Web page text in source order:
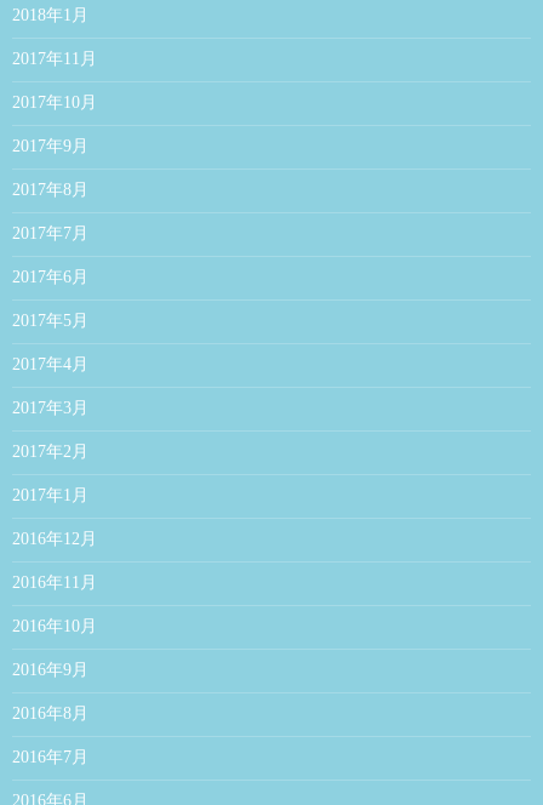
2018年1月
2017年11月
2017年10月
2017年9月
2017年8月
2017年7月
2017年6月
2017年5月
2017年4月
2017年3月
2017年2月
2017年1月
2016年12月
2016年11月
2016年10月
2016年9月
2016年8月
2016年7月
2016年6月